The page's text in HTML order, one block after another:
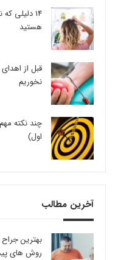
14 دلیلی
هستید
قبل از
نخوریم
چند نکته
اول)
آخرین مطالب
روش های